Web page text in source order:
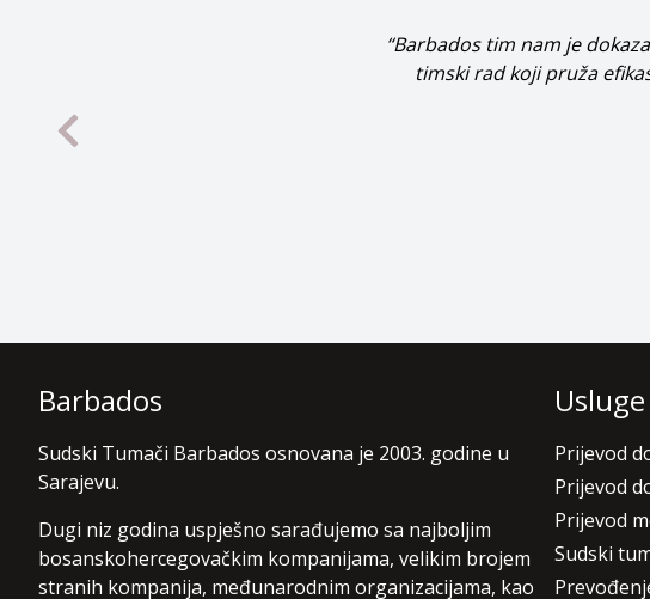
“Barbados tim nam je
timski rad koji pruža
Barbados
Sudski Tumači Barbados osnovana je 2003. godine u
Sarajevu.
Dugi niz godina uspješno sarađujemo sa najboljim
bosanskohercegovačkim kompanijama, velikim brojem
stranih kompanija, međunarodnim organizacijama, kao
Usluge
Prijevod
Prijevod
Prijevod
Sudski